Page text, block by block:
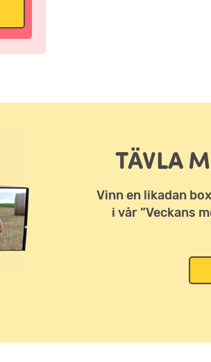
TÄVLA
Vinn en likadan
i vår ”Veckans